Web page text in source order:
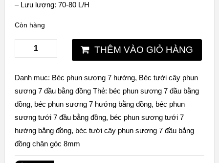
– Lưu lượng: 70-80 L/H
Còn hàng
THÊM VÀO GIỎ HÀNG
Danh mục: Béc phun sương 7 hướng, Béc tưới cây phun
sương 7 đầu bằng đồng Thẻ: béc phun sương 7 đầu bằng
đồng, béc phun sương 7 hướng bằng đồng, béc phun
sương tưới 7 đầu bằng đồng, béc phun sương tưới 7
hướng bằng đồng, béc tưới cây phun sương 7 đầu bằng
đồng chân góc 8mm